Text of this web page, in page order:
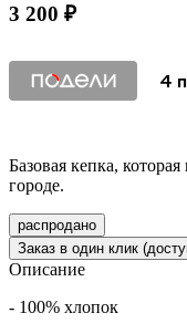
3 200 ₽
4
Базовая кепка,
городе.
распродано
Заказ в один клик
Описание
- 100% хлопок